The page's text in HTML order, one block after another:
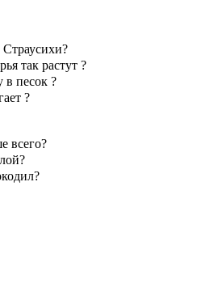
так растут ?
в песок ?
?
всего?